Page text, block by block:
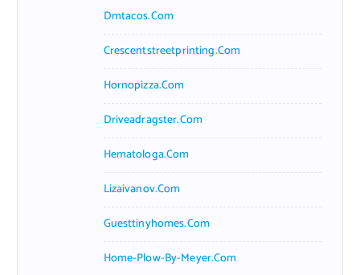
Dmtacos.com
Crescentstreetprinting.com
Hornopizza.com
Driveadragster.com
Hematologa.com
Lizaivanov.com
Guesttinyhomes.com
Home-Plow-By-Meyer.com